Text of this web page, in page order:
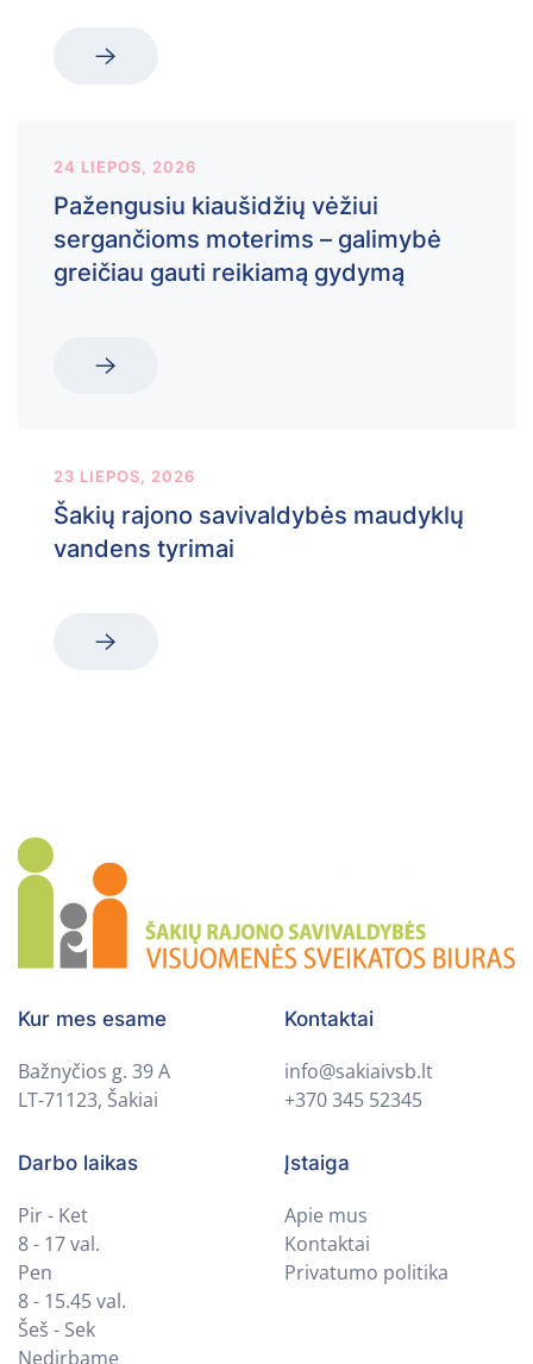
24 LIEPOS, 2026
Pažengusiu kiaušidžių vėžiui
sergančioms moterims – galimybė
greičiau gauti reikiamą gydymą
23 LIEPOS, 2026
Šakių rajono savivaldybės maudyklų
vandens tyrimai
Kur mes esame
Bažnyčios g. 39 A
LT-71123, Šakiai
Kontaktai
info@sakiaivsb.lt
+370 345 52345
Darbo laikas
Pir - Ket
8 - 17 val.
Pen
8 - 15.45 val.
Šeš - Sek
Nedirbame
Įstaiga
Apie mus
Kontaktai
Privatumo politika